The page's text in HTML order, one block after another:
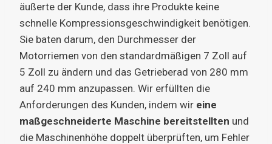
äußerte der Kunde, dass ihre Produkte keine
schnelle Kompressionsgeschwindigkeit benötigen.
Sie baten darum, den Durchmesser der
Motorriemen von den standardmäßigen 7 Zoll auf
5 Zoll zu ändern und das Getrieberad von 280 mm
auf 240 mm anzupassen. Wir erfüllten die
Anforderungen des Kunden, indem wir eine
maßgeschneiderte Maschine bereitstellten und
die Maschinenhöhe doppelt überprüften, um Fehler